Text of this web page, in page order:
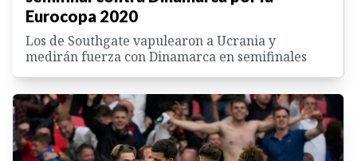
Eurocopa 2020
Los de Southgate vapulearon a Ucrania y
medirán fuerza con Dinamarca en semifinales